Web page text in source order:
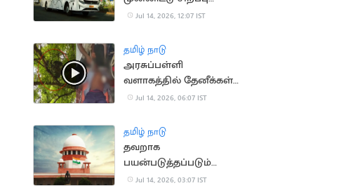
பேருந்துகள் இயக்கம்
Jul 14, 2026, 12:07 IST
தமிழ் நாடு
அரசுப்பள்ளி
வளாகத்தில் தேனீக்கள்
கொட்டி 50
Jul 14, 2026, 06:07 IST
தமிழ் நாடு
தவறாக
பயன்படுத்தப்படும்
போக்சோ.. உச்ச
Jul 14, 2026, 03:07 IST